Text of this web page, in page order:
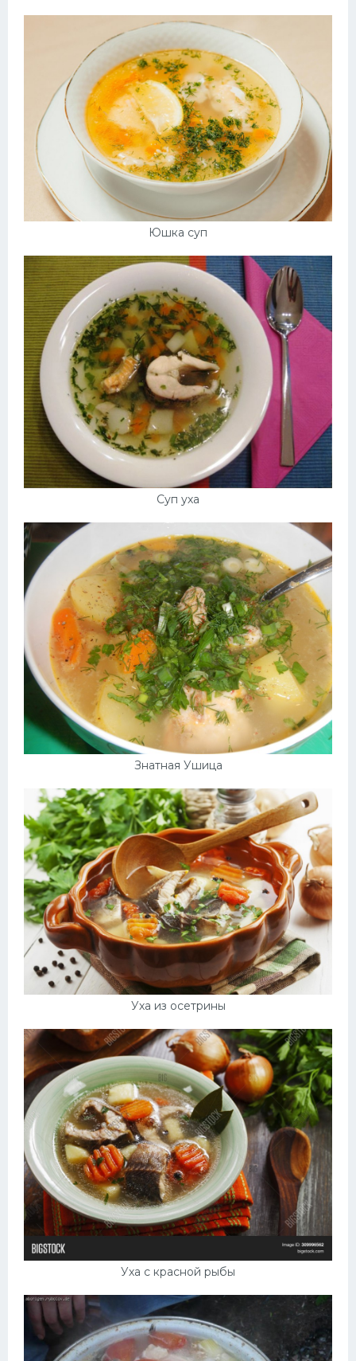
Юшка суп
Суп уха
Знатная Ушица
Уха из осетрины
Уха с красной рыбы